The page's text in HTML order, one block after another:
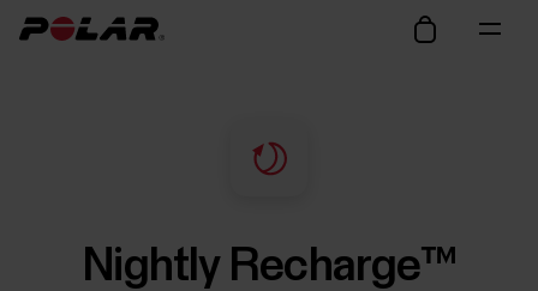
Nightly Recharge™